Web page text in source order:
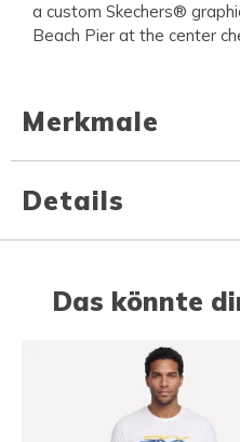
a custom Skechers®
Beach Pier at the center
Merkmale
Details
Das könnte